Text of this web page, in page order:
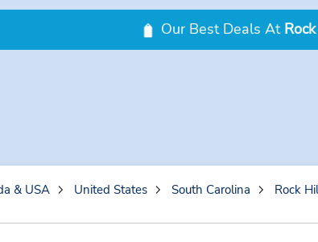
Our Best Deals At
& USA United States South Carolina Rock